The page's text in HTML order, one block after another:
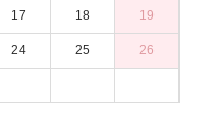
17 18 19
24 25 26